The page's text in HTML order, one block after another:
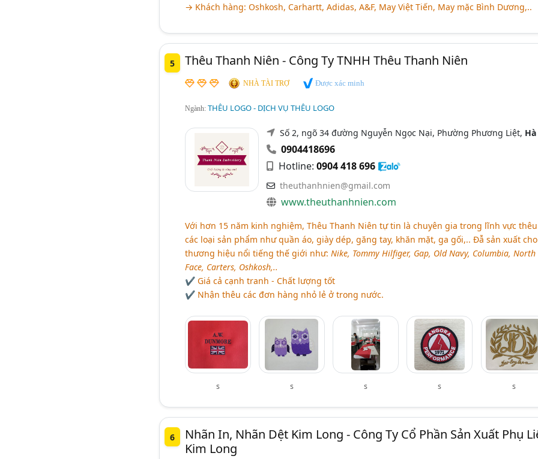
→ Khách hàng: Oshkosh, Carhartt, Adidas, A&F, May Việt Tiến, May mặc Bình Dương,..
5 Thêu Thanh Niên - Công Ty TNHH Thêu Thanh Niên
NHÀ TÀI TRỢ Được xác minh
Ngành: THÊU LOGO - DỊCH VỤ THÊU LOGO
Số 2, ngõ 34 đường Nguyễn Ngọc Nại, Phường Phương Liệt,
0904418696
Hotline: 0904 418 696
theuthanhnien@gmail.com
www.theuthanhnien.com
Với hơn 15 năm kinh nghiệm, Thêu Thanh Niên tự tin là chuyên gia trong lĩnh vực
các loại sản phẩm như quần áo, giày dép, găng tay, khăn mặt, ga gối,.. Đẫ sản xuất
thương hiệu nổi tiếng thế giới như: Nike, Tommy Hilfiger, Gap, Old Navy, Columbia, North
Face, Carters, Oshkosh,..
✔ Giá cả cạnh tranh - Chất lượng tốt
✔ Nhận thêu các đơn hàng nhỏ lẻ ở trong nước.
s s s s s
6
Nhãn In, Nhãn Dệt Kim Long - Công Ty Cổ Phần Sản Xuất Phụ
Kim Long